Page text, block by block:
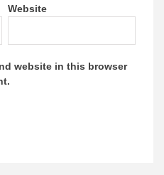
Website
website in this browser